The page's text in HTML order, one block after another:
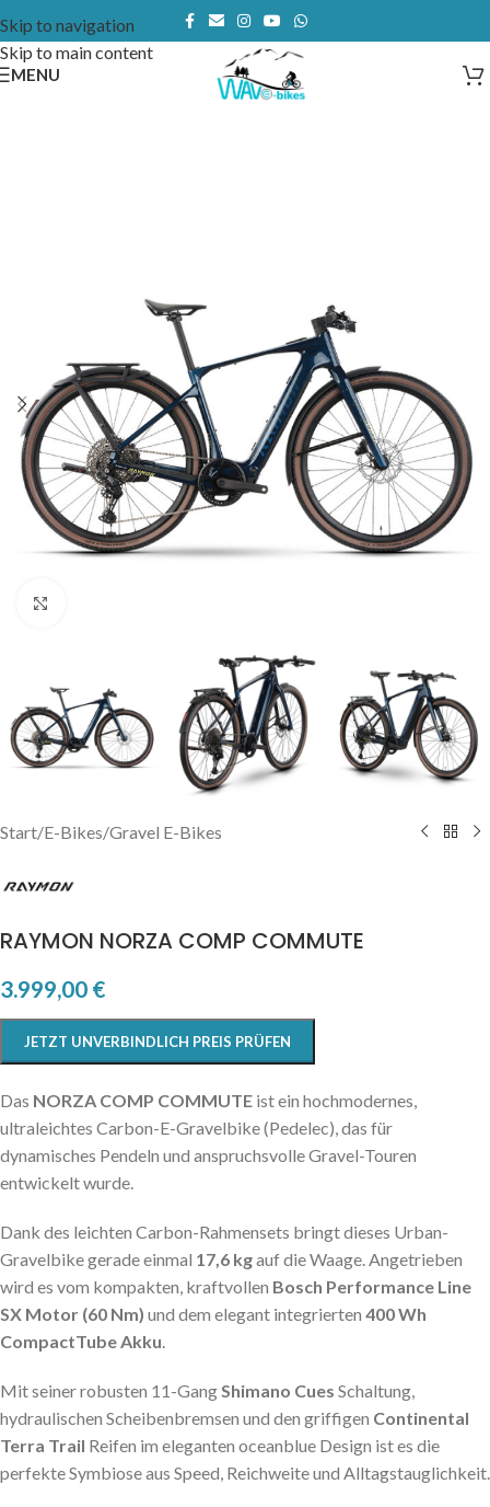
Skip to navigation
Skip to main content
MENU
Start/E-Bikes/Gravel E-Bikes
RAYMON NORZA COMP COMMUTE
3.999,00 €
JETZT UNVERBINDLICH PREIS PRÜFEN
Das NORZA COMP COMMUTE ist ein hochmodernes,
ultraleichtes Carbon-E-Gravelbike (Pedelec), das für
dynamisches Pendeln und anspruchsvolle Gravel-Touren
entwickelt wurde.
Dank des leichten Carbon-Rahmensets bringt dieses Urban-
Gravelbike gerade einmal 17,6 kgauf die Waage. Angetrieben
wird es vom kompakten, kraftvollen Bosch Performance Line
SX Motor (60 Nm) und dem elegant integrierten 400 Wh
CompactTube Akku.
Mit seiner robusten 11-GangShimano Cues Schaltung,
hydraulischen Scheibenbremsen und den griffigen Continental
Terra Trail Reifen im eleganten oceanblue Design ist es die
perfekte Symbiose aus Speed, Reichweite und Alltagstauglichkeit.